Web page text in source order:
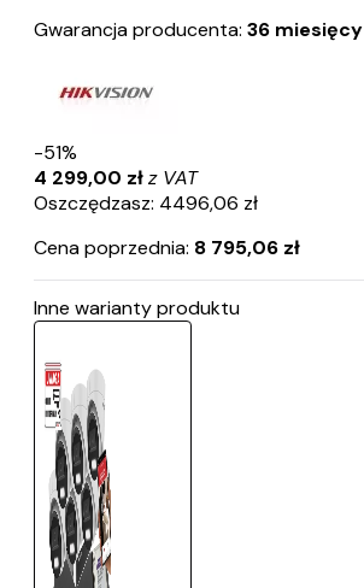
Gwarancja producenta: 36 miesięcy
-51%
4 299,00 złz VAT
Oszczędzasz: 4496,06 zł
Cena poprzednia: 8 795,06 zł
Inne warianty produktu